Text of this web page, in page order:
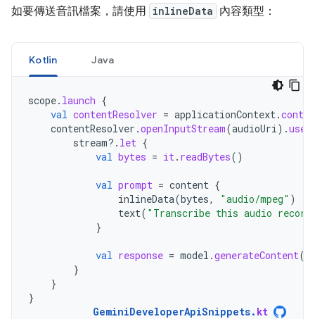
如要傳送音訊檔案，請使用 inlineData 內容類型：
Kotlin Java
scope. launch {
val contentResolver = applicationContext .
contentResolver .openInputStream(audioUri ).use
stream?. let {
val bytes = it . readBytes()
val prompt = content {
inlineData(bytes, "audio/mpeg" )
text( "Transcribe this audio
}
val response = model .generateContent(
}
}
}
GeminiDeveloperApiSnippets. kt